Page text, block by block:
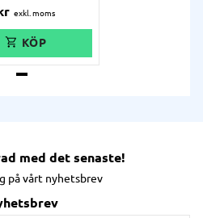
rätt skrivare för
LAN (ethernet)
anslutning
standard.
med det senaste!
på vårt nyhetsbrev